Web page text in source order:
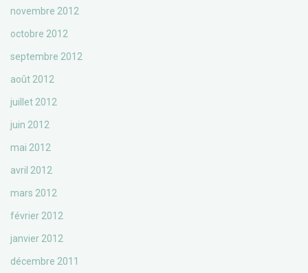
novembre 2012
octobre 2012
septembre 2012
août 2012
juillet 2012
juin 2012
mai 2012
avril 2012
mars 2012
février 2012
janvier 2012
décembre 2011